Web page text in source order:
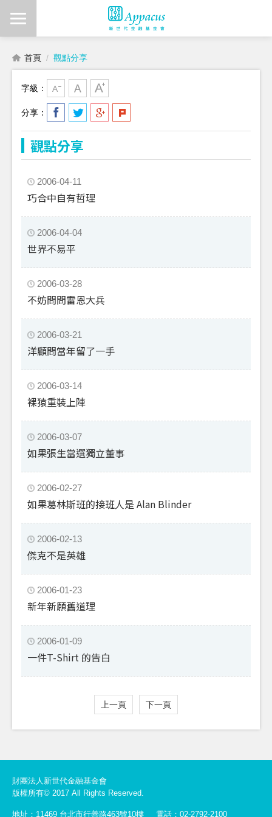
首頁 觀點分享
字級：
分享：
觀點分享
2006-04-11
巧合中自有哲理
2006-04-04
世界不易平
2006-03-28
不妨問問雷恩大兵
2006-03-21
洋顧問當年留了一手
2006-03-14
裸猿重裝上陣
2006-03-07
如果張生當選獨立董事
2006-02-27
如果葛林斯班的接班人是 Alan Blinder
2006-02-13
傑克不是英雄
2006-01-23
新年新願舊道理
2006-01-09
一件T-Shirt 的告白
上一頁 下一頁
財團法人新世代金融基金會
版權所有© 2017 All Rights Reserved.
地址：11469 台北市行善路463號10樓 電話：02-2792-2100